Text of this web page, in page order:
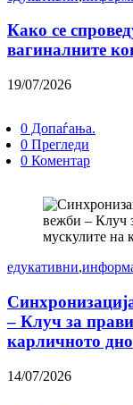
Како се
вагиналните
19/07/2026
0 Допаѓања.
0 Прегледи
0 Коментар
едукативни,
– Клуч за
карличното дно
14/07/2026